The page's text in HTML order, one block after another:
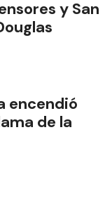
y San
encendió
de la